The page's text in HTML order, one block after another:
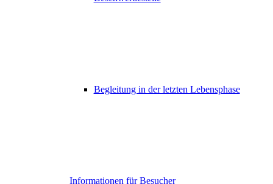
Begleitung in der letzten Lebensphase
Informationen für Besucher